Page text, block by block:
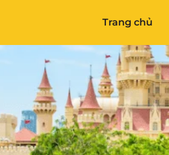
Trang chủ